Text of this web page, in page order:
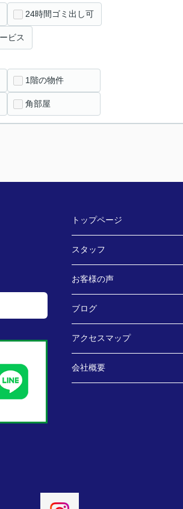
24時間ゴミ出し可
ビス
1階の物件
角部屋
トップページ
スタッフ
お客様の声
ブログ
アクセスマップ
会社概要